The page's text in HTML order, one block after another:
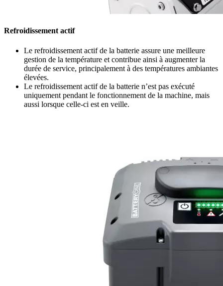
Refroidissement actif
Le refroidissement actif de la batterie assure une meilleure
gestion de la température et contribue ainsi à augmenter la
durée de service, principalement à des températures ambiantes
élevées.
Le refroidissement actif de la batterie n’est pas exécuté
uniquement pendant le fonctionnement de la machine, mais
aussi lorsque celle-ci est en veille.